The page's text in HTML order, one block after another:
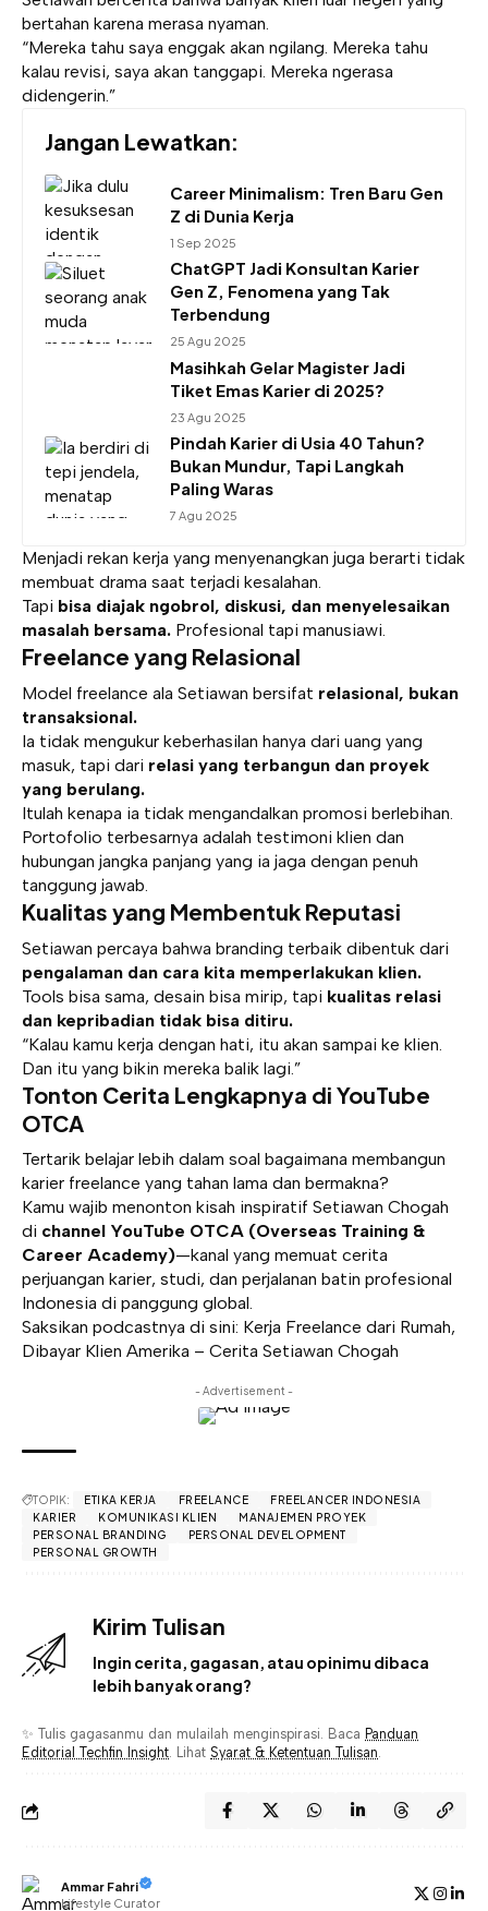
bertahan karena merasa nyaman.
“Mereka tahu saya enggak akan ngilang. Mereka tahu
kalau revisi, saya akan tanggapi. Mereka ngerasa
didengerin.”
Jangan Lewatkan:
Career Minimalism: Tren Baru Gen
Z di Dunia Kerja
1 Sep 2025
ChatGPT Jadi Konsultan Karier
Gen Z, Fenomena yang Tak
Terbendung
25 Agu 2025
Masihkah Gelar Magister Jadi
Tiket Emas Karier di 2025?
23 Agu 2025
Pindah Karier di Usia 40 Tahun?
Bukan Mundur, Tapi Langkah
Paling Waras
7 Agu 2025
Menjadi rekan kerja yang menyenangkan juga berarti tidak
membuat drama saat terjadi kesalahan.
Tapi bisa diajak ngobrol, diskusi, dan menyelesaikan
masalah bersama. Profesional tapi manusiawi.
Freelance yang Relasional
Model freelance ala Setiawan bersifat relasional, bukan
transaksional.
Ia tidak mengukur keberhasilan hanya dari uang yang
masuk, tapi dari relasi yang terbangun dan proyek
yang berulang.
Itulah kenapa ia tidak mengandalkan promosi berlebihan.
Portofolio terbesarnya adalah testimoni klien dan
hubungan jangka panjang yang ia jaga dengan penuh
tanggung jawab.
Kualitas yang Membentuk Reputasi
Setiawan percaya bahwa branding terbaik dibentuk dari
pengalaman dan cara kita memperlakukan klien.
Tools bisa sama, desain bisa mirip, tapi kualitas relasi
dan kepribadian tidak bisa ditiru.
“Kalau kamu kerja dengan hati, itu akan sampai ke klien.
Dan itu yang bikin mereka balik lagi.”
Tonton Cerita Lengkapnya di YouTube
OTCA
Tertarik belajar lebih dalam soal bagaimana membangun
karier freelance yang tahan lama dan bermakna?
Kamu wajib menonton kisah inspiratif Setiawan Chogah
di channel YouTube OTCA (Overseas Training &
Career Academy)—kanal yang memuat cerita
perjuangan karier, studi, dan perjalanan batin profesional
Indonesia di panggung global.
Saksikan podcastnya di sini: Kerja Freelance dari Rumah,
Dibayar Klien Amerika – Cerita Setiawan Chogah
- Advertisement -
TOPIK: ETIKA KERJA FREELANCE
FREELANCER INDONESIA
KARIER
KOMUNIKASI KLIEN
MANAJEMEN PROYEK
PERSONAL BRANDING
PERSONAL DEVELOPMENT
PERSONAL GROWTH
Kirim Tulisan
Ingin cerita, gagasan, atau opinimu dibaca
lebih banyak orang?
✨ Tulis gagasanmu dan mulailah menginspirasi. Baca Panduan
Editorial Techfin Insight. Lihat Syarat & Ketentuan Tulisan.
Ammar Fahri
Lifestyle Curator